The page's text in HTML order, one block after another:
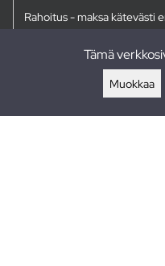
Rahoitus - maksa kätevästi
Tämä
Muokkaa